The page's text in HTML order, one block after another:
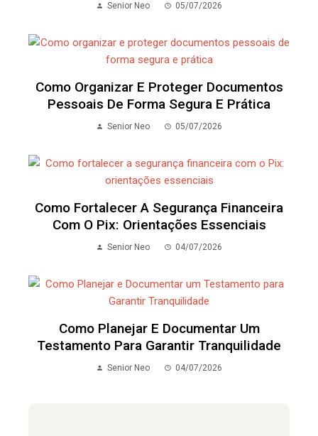
Senior Neo 05/07/2026
Como Organizar E Proteger Documentos
Pessoais De Forma Segura E Prática
Senior Neo 05/07/2026
Como Fortalecer A Segurança Financeira
Com O Pix: Orientações Essenciais
Senior Neo 04/07/2026
Como Planejar E Documentar Um
Testamento Para Garantir Tranquilidade
Senior Neo 04/07/2026